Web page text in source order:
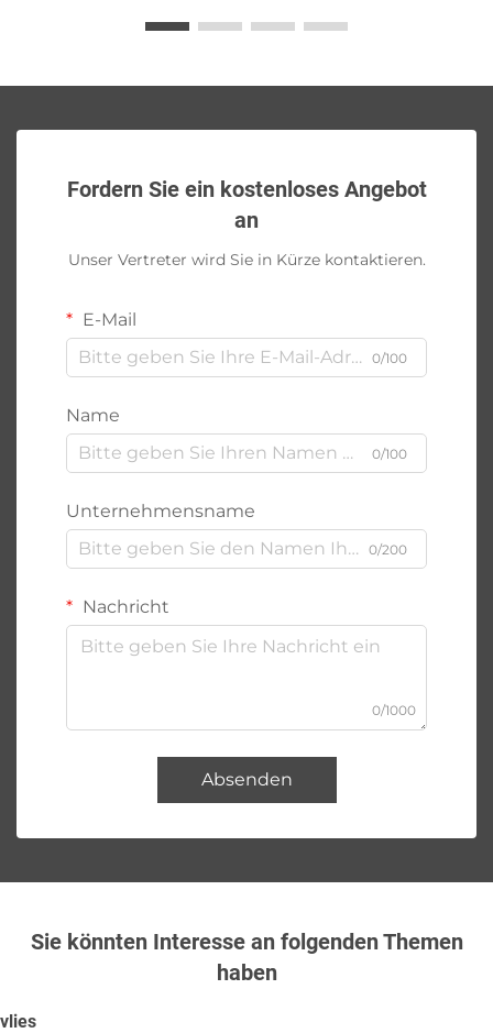
Fordern Sie ein kostenloses Angebot
an
Unser Vertreter wird Sie in Kürze kontaktieren.
E-Mail
0/100
Name
0/100
Unternehmensname
0/200
Nachricht
0/1000
Absenden
Sie könnten Interesse an folgenden Themen
haben
vlies